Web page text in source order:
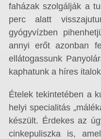
faházak szolgálják a
perc alatt
gyógyvízben
annyi erőt azonban
ellátogassunk
kaphatunk a híres
Ételek tekintetében a
helyi specialitás
készült. Érdekes az
cinkepuliszka is,